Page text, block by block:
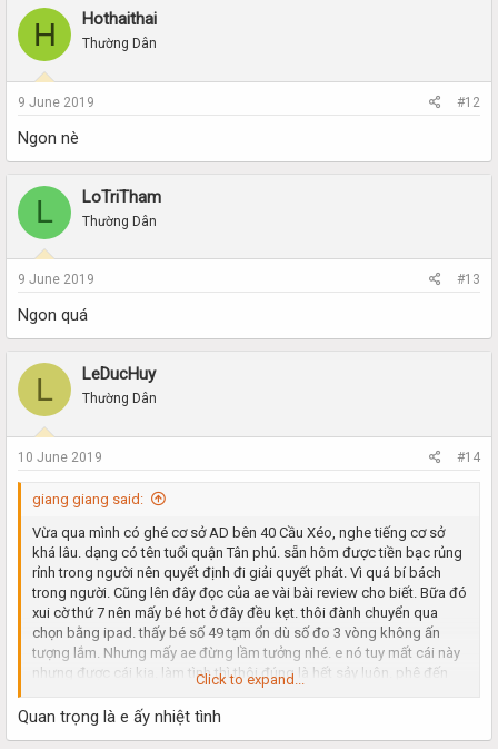
phải bàn nữa. các ae cứ kiểm
nghiệm nhé
H Hothaithai
Thường Dân
9 June 2019 #12
Ngon nè
L LoTriTham
Thường Dân
9 June 2019 #13
Ngon quá
L LeDucHuy
Thường Dân
10 June 2019 #14
giang giang said:
Vừa qua mình có ghé cơ sở AD bên 40 Cầu Xéo, nghe tiếng cơ sở
khá lâu. dạng có tên tuổi quận Tân phú. sẵn hôm được tiền bạc rủng
rỉnh trong người nên quyết định đi giải quyết phát. Vì quá bí bách
trong người. Cũng lên đây đọc của ae vài bài review cho biết. Bữa đó
xui cờ thứ 7 nên mấy bé hot ở đây đều kẹt. thôi đành chuyển qua
chọn bằng ipad. thấy bé số 49 tạm ổn dù số đo 3 vòng không ấn
tượng lắm. Nhưng mấy ae đừng lầm tưởng nhé. e nó tuy mất cái này
nhưng được cái kia. làm tình thì thôi đúng là hết sảy luôn. phê đến
phút cuối cùng. nói chuyện lại dễ thương nữa, chiều chuộng hết mình
nhé ae. ông nào muốn kiểu như người yêu là đúng bé.
Click to expand...
Quan trọng là e ấy nhiệt tình